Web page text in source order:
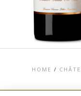
HOME /